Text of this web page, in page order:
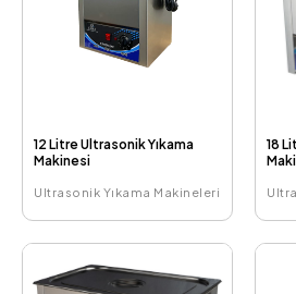
12 Litre Ultrasonik Yıkama
Makinesi
Ultrasonik Yıkama Makineleri
18